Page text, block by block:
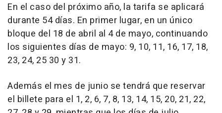
En el caso del próximo año, la tarifa se aplicará
durante 54 días. En primer lugar, en un único
bloque del 18 de abril al 4 de mayo, continuando
los siguientes días de mayo: 9, 10, 11, 16, 17, 18,
23, 24, 25 30 y 31.
Además el mes de junio se tendrá que reservar
el billete para el 1, 2, 6, 7, 8, 13, 14, 15, 20, 21, 22,